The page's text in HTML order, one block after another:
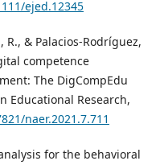
ejed.12345
R., & Palacios-Rodríguez,
competence
The DigCompEdu
Educational Research,
naer.2021.7.711
for the behavioral